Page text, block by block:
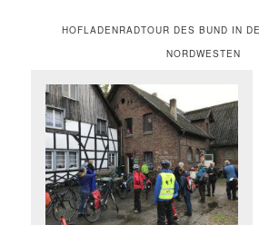
HOFLADENRADTOUR DES BUND IN
NORDWESTEN